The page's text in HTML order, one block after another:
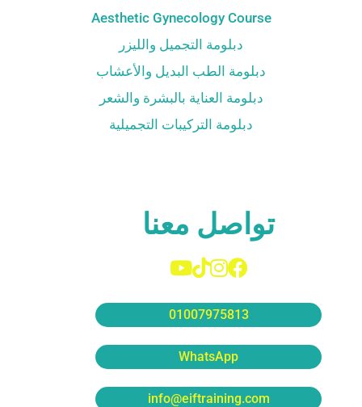
Aesthetic Gynecology Course
دبلومة التجميل والليزر
دبلومة الطب البديل والأعشاب
دبلومة العناية بالبشرة والشعر
دبلومة التركيبات التجميلية
تواصل معنا
01007975813
WhatsApp
info@eiftraining.com